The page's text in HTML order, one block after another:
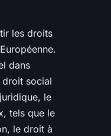
les droits
dans
droit social
le
tels que le
le droit à